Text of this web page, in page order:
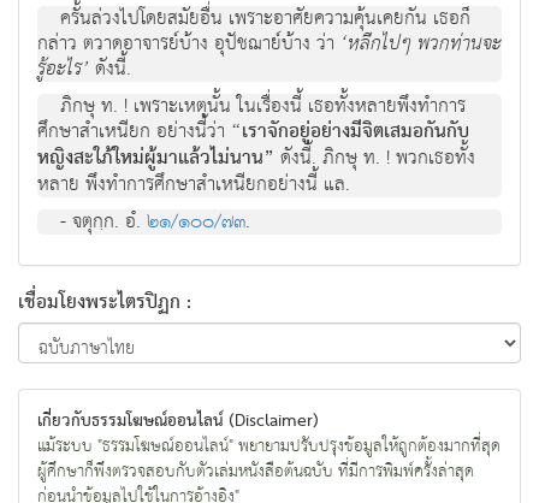
ครั้นล่วงไปโดยสมัยอื่น เพราะอาศัยความคุ้นเคยกัน เธอก็
กล่าว ตวาดอาจารย์บ้าง อุปัชฌาย์บ้าง ว่า ‘หลีกไปๆ พวกท่านจะ
รู้อะไร’ ดังนี้.
ภิกษุ ท. ! เพราะเหตุนั้น ในเรื่องนี้ เธอทั้งหลายพึงทำการ
ศึกษาสำเหนียก อย่างนี้ว่า “เราจักอยู่อย่างมีจิตเสมอกันกับ
หญิงสะใภ้ใหม่ผู้มาแล้วไม่นาน” ดังนี้. ภิกษุ ท. ! พวกเธอทั้ง
หลาย พึงทำการศึกษาสำเหนียกอย่างนี้ แล.
- จตุกฺก. อํ.๒๑/๑๐๐/๗๓.
เชื่อมโยงพระไตรปิฏก :
เกี่ยวกับธรรมโฆษณ์ออนไลน์ (Disclaimer)
แม้ระบบ "ธรรมโฆษณ์ออนไลน์" พยายามปรับปรุงข้อมูลให้ถูกต้องมากที่สุด
ผู้ศึกษาก็พึงตรวจสอบกับตัวเล่มหนังสือต้นฉบับ ที่มีการพิมพ์ครั้งล่าสุด
ก่อนนำข้อมูลไปใช้ในการอ้างอิง"